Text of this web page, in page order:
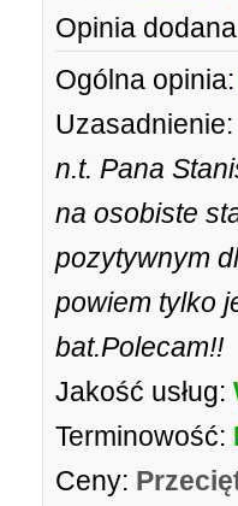
Opinia
Ogólna opinia:
Uzasadnienie:
n.t. Pana
na osobiste
pozytywnym
powiem tylko
bat.Polecam!!
Jakość usług:
Terminowość:
Ceny: